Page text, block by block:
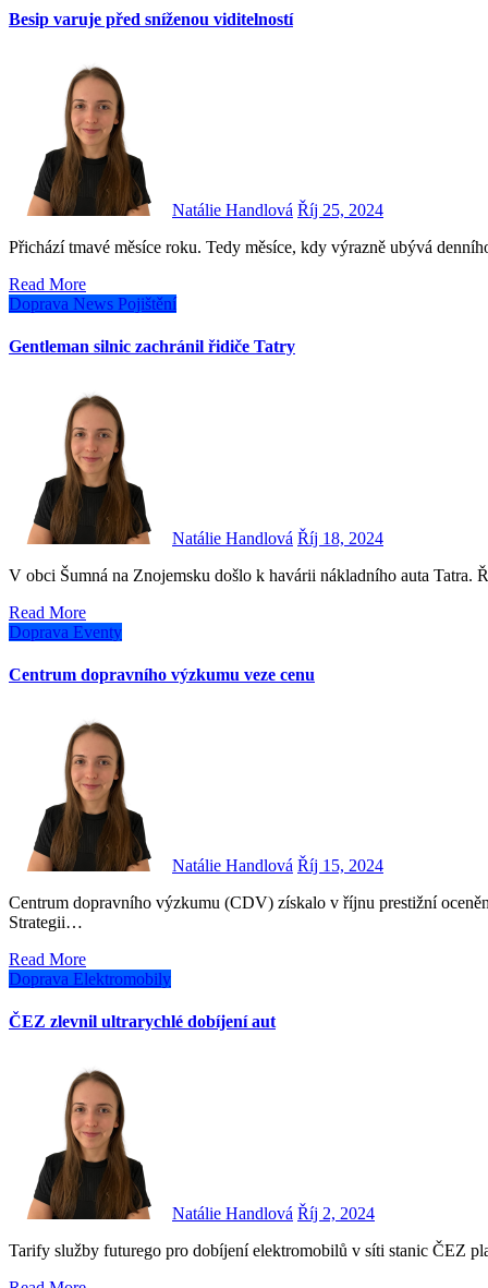
Besip varuje před sníženou viditelností
Natálie Handlová Říj 25, 2024
Přichází tmavé měsíce roku. Tedy měsíce, kdy výrazně ubývá
Read More
Doprava News Pojištění
Gentleman silnic zachránil řidiče Tatry
Natálie Handlová Říj 18, 2024
V obci Šumná na Znojemsku došlo k havárii nákladního auta
Read More
Doprava Eventy
Centrum dopravního výzkumu veze cenu
Natálie Handlová Říj 15, 2024
Centrum dopravního výzkumu (CDV) získalo v říjnu prestižní ocenění „Dobrá praxe měsíce“ za svou komplexní a inovativní
Strategii…
Read More
Doprava Elektromobily
ČEZ zlevnil ultrarychlé dobíjení aut
Natálie Handlová Říj 2, 2024
Tarify služby futurego pro dobíjení elektromobilů v síti stanic ČEZ